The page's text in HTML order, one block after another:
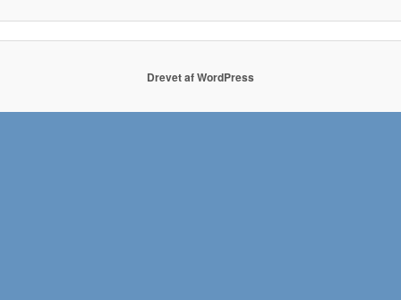
Drevet af WordPress